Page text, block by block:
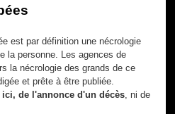
est par définition une nécrologie
la personne. Les agences de
la nécrologie des grands de ce
et prête à être publiée.
de l'annonce d'un décès , ni de